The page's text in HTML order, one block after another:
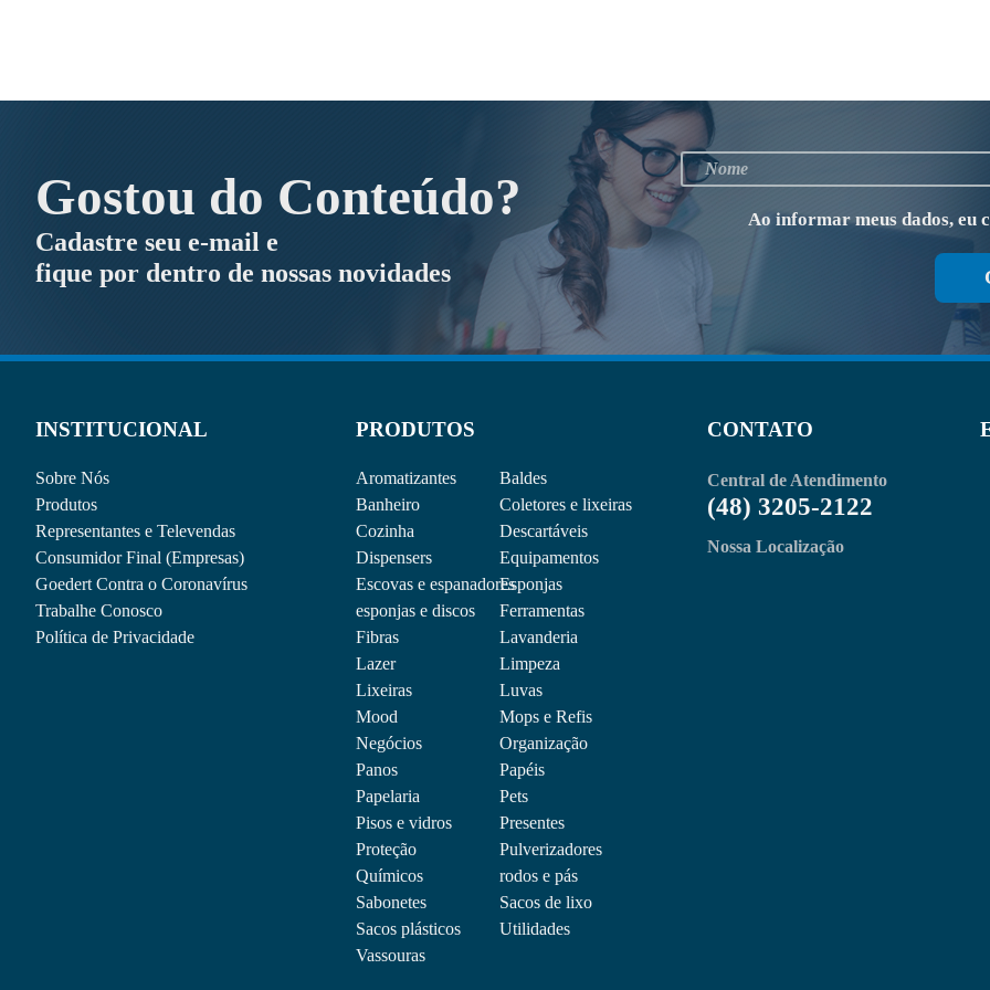
Gostou do Conteúdo?
Cadastre seu e-mail e
fique por dentro de nossas novidades
Ao informar meus dados, eu
INSTITUCIONAL
Sobre Nós
Produtos
Representantes e Televendas
Consumidor Final (Empresas)
Goedert Contra o Coronavírus
Trabalhe Conosco
Política de Privacidade
PRODUTOS
Aromatizantes
Baldes
Banheiro
Coletores e lixeiras
Cozinha
Descartáveis
Dispensers
Equipamentos
Escovas e espanadoresEsponjas
esponjas e discos
Ferramentas
Fibras
Lavanderia
Lazer
Limpeza
Lixeiras
Luvas
Mood
Mops e Refis
Negócios
Organização
Panos
Papéis
Papelaria
Pets
Pisos e vidros
Presentes
Proteção
Pulverizadores
Químicos
rodos e pás
Sabonetes
Sacos de lixo
Sacos plásticos
Utilidades
Vassouras
CONTATO
Central de Atendimento
(48) 3205-2122
Nossa Localização